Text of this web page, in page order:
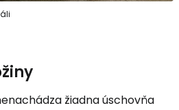
žiadna úschovňa